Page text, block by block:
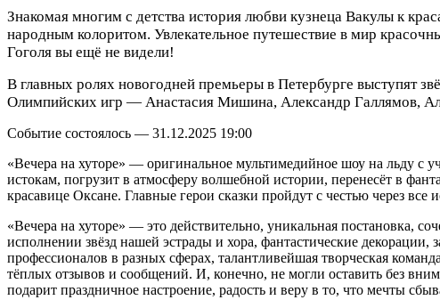
Знакомая многим с детства история любви кузнеца Вакулы к
народным колоритом. Увлекательное путешествие в мир
Гоголя вы ещё не видели!
В главных ролях новогодней премьеры в Петербурге выступят
Олимпийских игр — Анастасия Мишина, Александр Галлямов,
Событие состоялось — 31.12.2025 19:00
«Вечера на хуторе» — оригинальное мультимедийное шоу на льду с
истокам, погрузит в атмосферу волшебной истории, перенесёт в
красавице Оксане. Главные герои сказки пройдут с честью через
«Вечера на хуторе» — это действительно, уникальная постановка,
исполнении звёзд нашей эстрады и хора, фантастические
профессионалов в разных сферах, талантливейшая творческая
тёплых отзывов и сообщений. И, конечно, не могли оставить без
подарит праздничное настроение, радость и веру в то, что мечты